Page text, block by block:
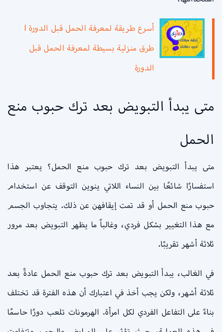
أسرع طريقة لمعرفة الحمل قبل الدورة l
طرق منزلية بسيطة لمعرفة الحمل قبل
الدورة
متى يبدأ التبويض بعد ترك حبوب منع
الحمل
متى يبدأ التبويض بعد ترك حبوب منع الحمل؟ يعتبر هذا
استفسارًا شائعًا بين النساء اللاتي ينوين التوقف عن استخدام
حبوب منع الحمل أو قد تمت إيقافهن عن ذلك. يتجاوب الجسم
مع هذا التغيير بشكل فردي، وغالباً ما يظهر التبويض بعد مرور
ثلاثة أشهر تقريبًا.
في الغالب، يبدأ التبويض بعد ترك حبوب منع الحمل عادةً بعد
ثلاثة أشهر، ولكن يجب أخذ في اعتبارك أن هذه الفترة قد تختلف
بناءً على التفاعل الفردي لكل امرأة. الهرمونات تلعب دورًا حاسمًا